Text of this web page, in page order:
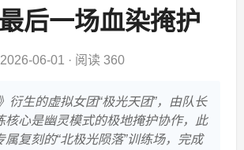
后一场血染掩护
2026-06-01 · 阅读 360
衍生的虚拟女团“极光天团”，由队长
核心是幽灵模式的极地掩护协作，此
属复刻的“北极光陨落”训练场，完成